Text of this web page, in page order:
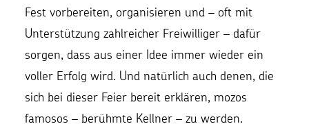
Fest vorbereiten, organisieren und – oft mit
Unterstützung zahlreicher Freiwilliger – dafür
sorgen, dass aus einer Idee immer wieder ein
voller Erfolg wird. Und natürlich auch denen, die
sich bei dieser Feier bereit erklären, mozos
famosos – berühmte Kellner – zu werden.